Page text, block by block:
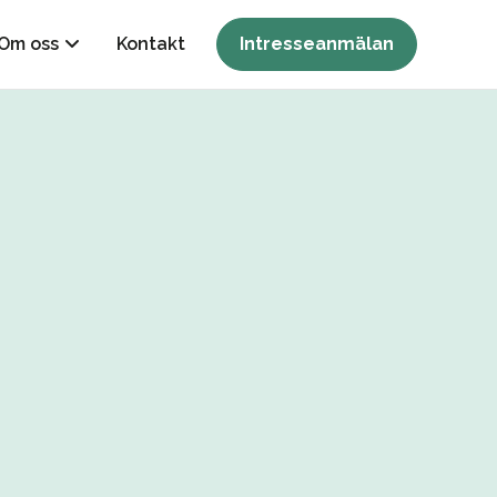
oss Kontakt Intresseanmälan